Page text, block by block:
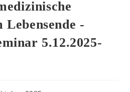
-
5.12.2025-